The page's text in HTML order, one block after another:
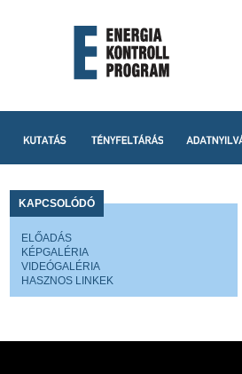
KAPCSOLÓDÓ
ELŐADÁS
KÉPGALÉRIA
VIDEÓGALÉRIA
HASZNOS LINKEK